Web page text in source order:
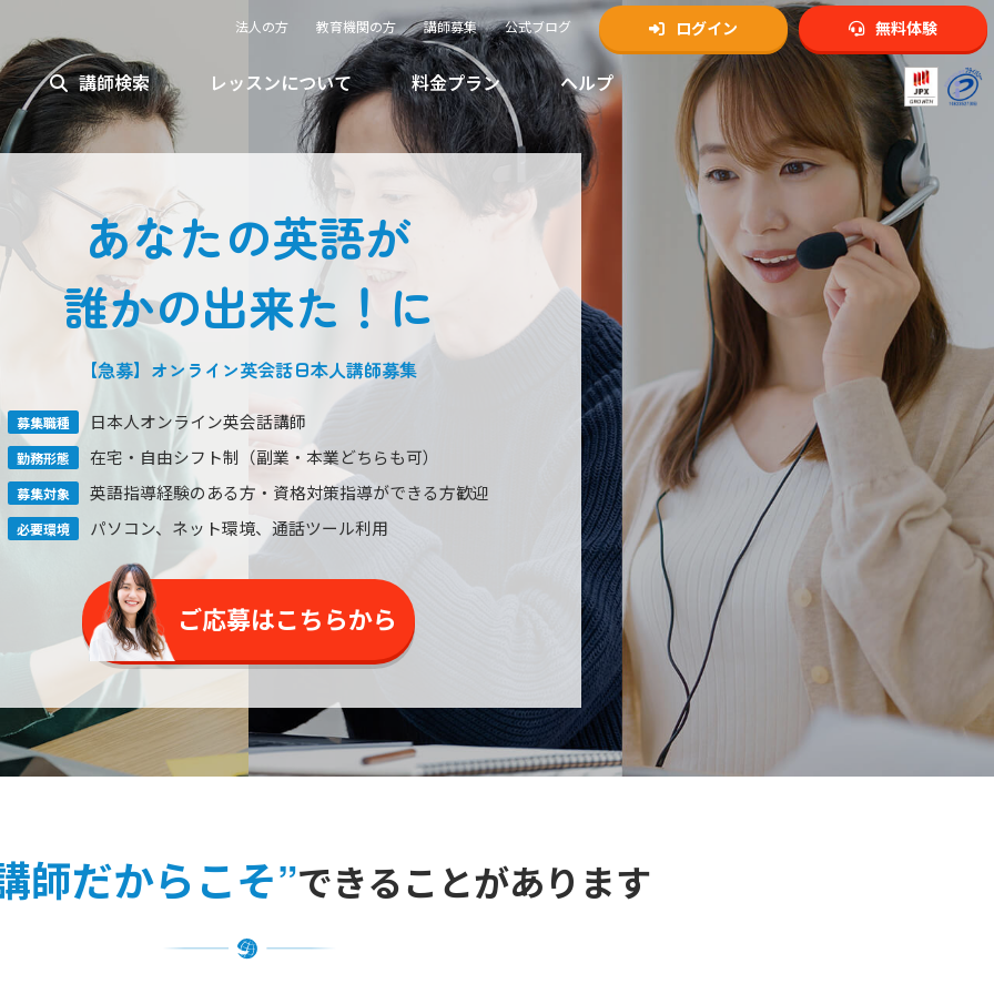
法人の方 教育機関の方 講師募集 公式ブログ ログイン 無料体験
講師検索 レッスンについて 料金プラン ヘルプ
あなたの英語が
誰かの出来た！に
【急募】オンライン英会話日本人講師募集
募集職種 日本人オンライン英会話講師
勤務形態 在宅・自由シフト制 （副業・本業どちらも可）
募集対象 英語指導経験のある方 ・資格対策指導ができる方歓迎
必要環境 パソコン、ネット環境、通話ツール利用
ご応募はこちらから
師だからこそ”できることがあります